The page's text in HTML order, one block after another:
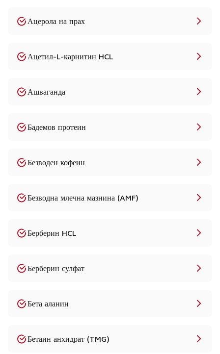
Ацерола на прах
Ацетил-L-карнитин HCL
Ашваганда
Бадемов протеин
Безводен кофеин
Безводна млечна мазнина (AMF)
Берберин HCL
Берберин сулфат
Бета аланин
Бетаин анхидрат (TMG)